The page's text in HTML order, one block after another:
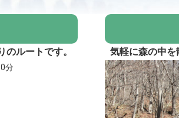
ルートです。
分
気軽に森の中を